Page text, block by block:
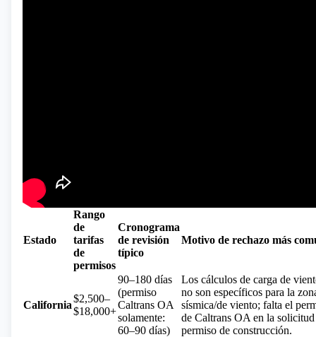
Estado
Rango
de
tarifas
de
permisos
Cronograma
de revisión
típico
Motivo de rechazo más
California
$2,500–
$18,000+
90–180 días
(permiso
Caltrans OA
solamente:
60–90 días)
Los cálculos de carga de
no son específicos para la
sísmica/de viento; falta el
de Caltrans OA en la
permiso de construcción.